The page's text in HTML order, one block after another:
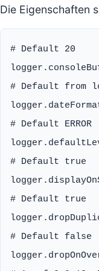
Die Eigenschaften
# Default 20
# Default from
# Default ERROR
# Default true
# Default true
# Default false